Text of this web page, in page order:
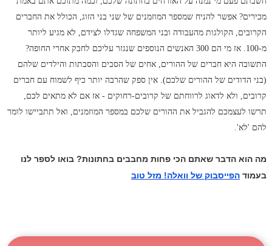
מכירים? אפשר להניח שמספר המוזמנים של שני בני הזוג, הכולל את החברים
הקרובים, הקולגות מהעבודה ובני המשפחה שגדלו לצידם, לא מגיע ליותר
מ-100. אז מי הם 300 האנשים הנוספים שנגזר עליכם לחבק אחרי החופה?
התשובה היא חברים של ההורים, אחים של הסבים והסבתות והילדים שלהם
(בני הדודים של ההורים שלכם). אין ספק שהרבה יותר כיף לשמוח עם חברים
קרובים, ולא לדאוג לרווחתם של קרובים-רחוקים - אז אם לא מתאים לכם,
תרשו לעצמכם להגביל את ההורים שלכם במספר המוזמנים, ואל תתביישו לומר
להם 'לא'.
מה הוא הדבר שאתם הכי פחות מחבבים בחתונות? בואו לספר לנו
בעמודהפייסבוק של וואלה! מזל טוב